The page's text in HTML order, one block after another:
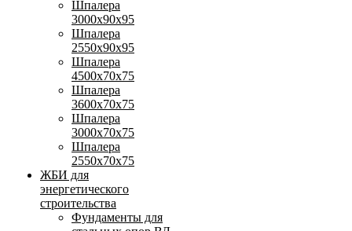
Шпалера
3000х90х95
Шпалера
2550х90х95
Шпалера
4500х70х75
Шпалера
3600х70х75
Шпалера
3000х70х75
Шпалера
2550х70х75
ЖБИ для
энергетического
строительства
Фундаменты для